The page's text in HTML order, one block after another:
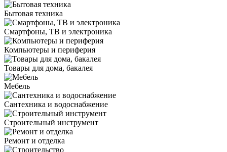
Бытовая техника
Смартфоны, ТВ и электроника
Компьютеры и периферия
Товары для дома, бакалея
Мебель
Сантехника и водоснабжение
Строительный инструмент
Ремонт и отделка